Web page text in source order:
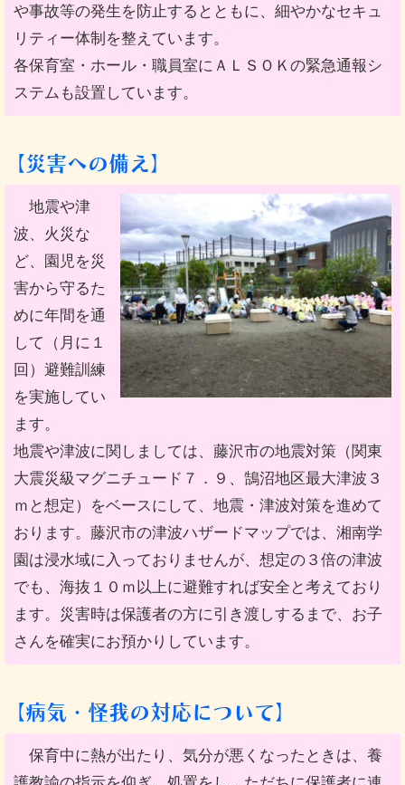
や事故等の発生を防止するとともに、細やかなセキュ
リティー体制を整えています。
各保育室・ホール・職員室にＡＬＳＯＫの緊急通報シ
ステムも設置しています。
【災害への備え】
地震や津
波、火災な
ど、園児を災
害から守るた
めに年間を通
して（月に１
回）避難訓練
を実施してい
ます。
地震や津波に関しましては、藤沢市の地震対策（関東
大震災級マグニチュード７．９、鵠沼地区最大津波３
ｍと想定）をベースにして、地震・津波対策を進めて
おります。藤沢市の津波ハザードマップでは、湘南学
園は浸水域に入っておりませんが、想定の３倍の津波
でも、海抜１０ｍ以上に避難すれば安全と考えており
ます。災害時は保護者の方に引き渡しするまで、お子
さんを確実にお預かりしています。
【病気・怪我の対応について】
保育中に熱が出たり、気分が悪くなったときは、養